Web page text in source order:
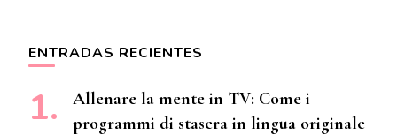
ENTRADAS RECIENTES
Allenare la mente in TV: Come i
programmi di stasera in lingua originale